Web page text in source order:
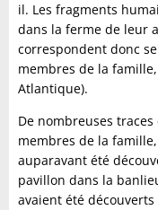
il. Les fragments
dans la ferme de leur
correspondent donc
membres de la
Atlantique).
De nombreuses
membres de la
auparavant été
pavillon dans la
avaient été